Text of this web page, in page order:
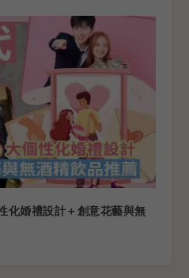
化婚禮設計＋創意花藝與無